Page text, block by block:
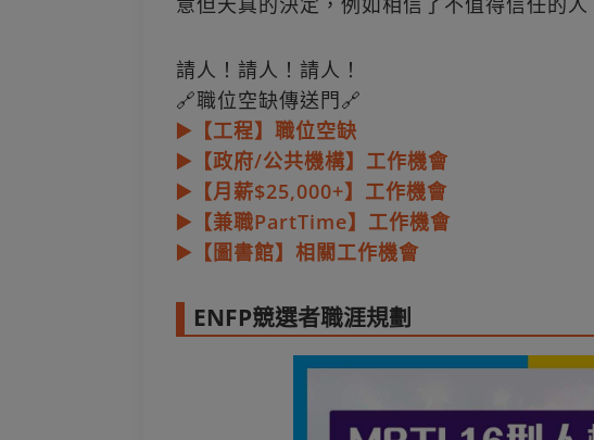
請人！請人！請人！
🔗職位空缺傳送門🔗
▶️【工程】職位空缺
▶️【政府/公共機構】工作機會
▶️【月薪$25,000+】工作機會
▶️【兼職PartTime】工作機會
▶️【圖書館】相關工作機會
ENFP競選者職涯規劃